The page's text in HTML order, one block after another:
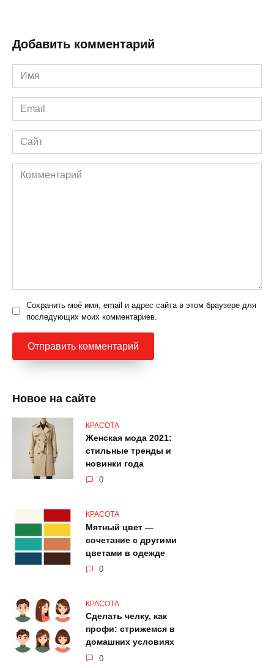
Добавить комментарий
Имя
*
Email
*
Сайт
Комментарий
Сохранить моё имя, email и адрес сайта в этом браузере для
последующих моих комментариев.
Новое на сайте
КРАСОТА
Женская мода 2021:
стильные тренды и
новинки года
0
КРАСОТА
Мятный цвет —
сочетание с другими
цветами в одежде
0
КРАСОТА
Сделать челку, как
профи: стрижемся в
домашних условиях
0